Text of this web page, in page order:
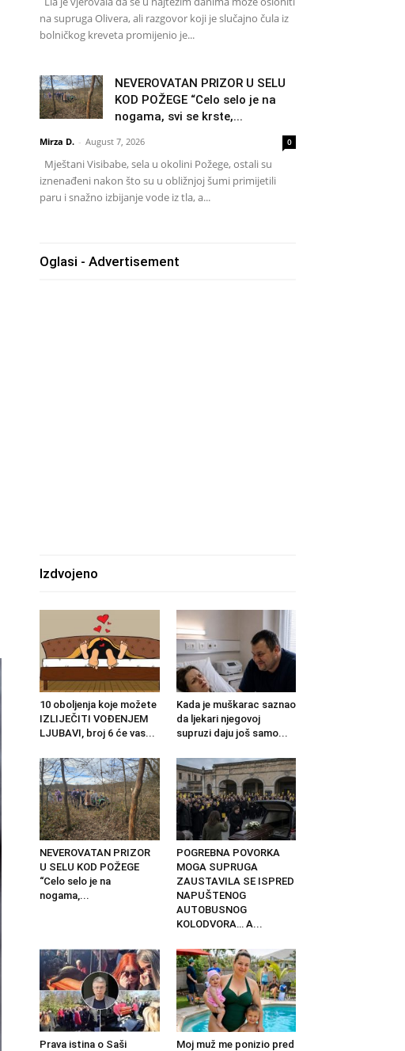
na supruga Olivera, ali razgovor koji je slučajno čula iz
bolničkog kreveta promijenio je...
NEVEROVATAN PRIZOR U SELU
KOD POŽEGE “Celo selo je na
nogama, svi se krste,...
Mirza D. - August 7, 2026 0
Mještani Visibabe, sela u okolini Požege, ostali su
iznenađeni nakon što su u obližnjoj šumi primijetili
paru i snažno izbijanje vode iz tla, a...
Oglasi - Advertisement
Izdvojeno
10 oboljenja koje možete
IZLIJEČITI VOĐENJEM
LJUBAVI, broj 6 će vas...
Kada je muškarac saznao
da ljekari njegovoj
supruzi daju još samo...
NEVEROVATAN PRIZOR
U SELU KOD POŽEGE
“Celo selo je na
nogama,...
POGREBNA POVORKA
MOGA SUPRUGA
ZAUSTAVILA SE ISPRED
NAPUŠTENOG
AUTOBUSNOG
KOLODVORA… A...
Prava istina o Saši
Moj muž me ponizio pred